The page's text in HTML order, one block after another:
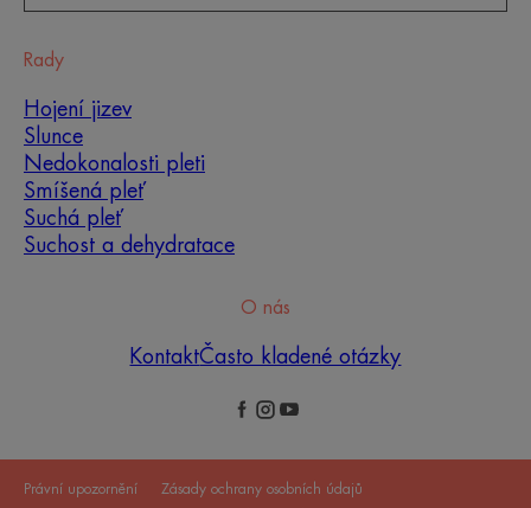
Rady
Hojení jizev
Slunce
Nedokonalosti pleti
Smíšená pleť
Suchá pleť
Suchost a dehydratace
O nás
KontaktČasto kladené otázky
Právní upozornění
Zásady ochrany osobních údajů